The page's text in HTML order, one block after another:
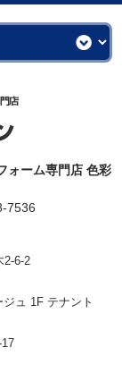
ォーム専門店 色彩
7536
2-6-2
ュ 1F テナント